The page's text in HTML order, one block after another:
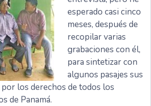
esperado casi cinco
meses, después de
recopilar varias
grabaciones con él,
para sintetizar con
algunos pasajes sus
los derechos de todos los
de Panamá.